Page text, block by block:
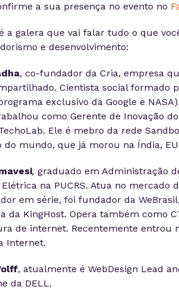
a sua presença no evento no
a galera que vai falar tudo o que
e desenvolvimento:
, co-fundador da Cria, empresa
Cientista social formado
exclusivo da Google e
como Gerente de Inovação
Ele é mebro da rede
do mundo, que já morou na Índia,
, graduado em Administração
na PUCRS. Atua no mercado
em série, foi fundador da
da KingHost. Opera também como
de internet. Recentemente entrou
Internet.
, atualmente é WebDesign Lead
da DELL.